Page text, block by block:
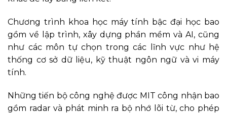
Chương trình khoa học máy tính bậc đại học bao
gồm về lập trình, xây dựng phần mềm và AI, cũng
như các môn tự chọn trong các lĩnh vực như hệ
thống cơ sở dữ liệu, kỹ thuật ngôn ngữ và vi máy
tính.
Những tiến bộ công nghệ được MIT công nhận bao
gồm radar và phát minh ra bộ nhớ lõi từ, cho phép